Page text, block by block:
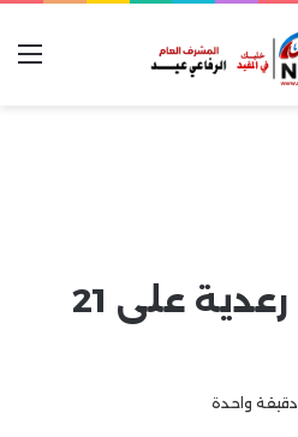
تساقط أمطار رعدية على 21
دقيقة واحدة